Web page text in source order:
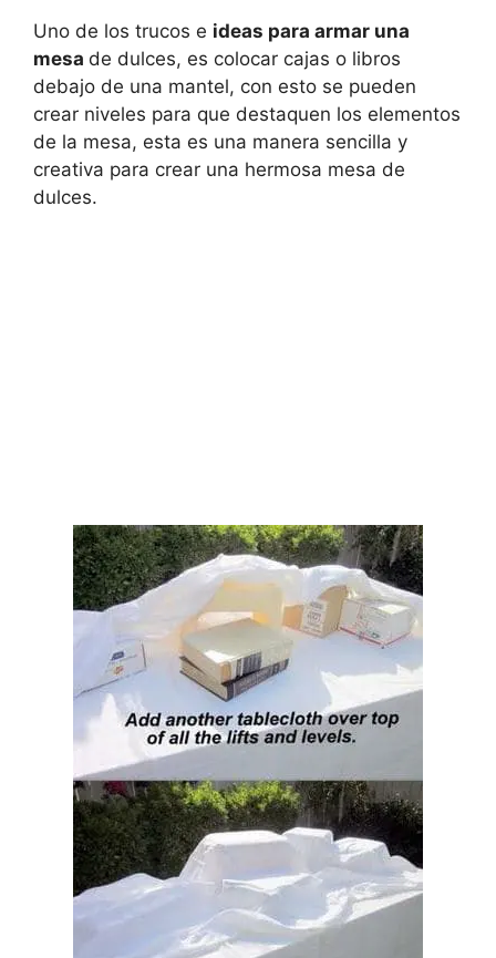
Uno de los trucos e ideas para armar una
mesa de dulces, es colocar cajas o libros
debajo de una mantel, con esto se pueden
crear niveles para que destaquen los elementos
de la mesa, esta es una manera sencilla y
creativa para crear una hermosa mesa de
dulces.